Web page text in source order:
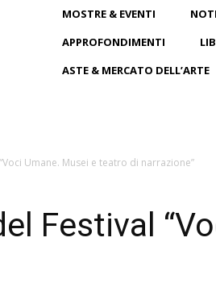
MOSTRE & EVENTI
APPROFONDIMENTI
ASTE & MERCATO DELL’ARTE
Umane. Musei e teatro di narrazione”
Festival